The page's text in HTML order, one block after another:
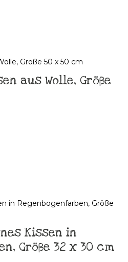
aus Wolle, Größe
Kissen in
Größe 32 x 30 cm